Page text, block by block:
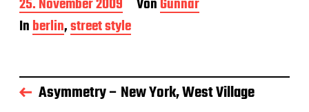
B
e
i
a
g
s
25. November 2009 VonGunnar
Inberlin,street style
Asymmetry – New York, West Village